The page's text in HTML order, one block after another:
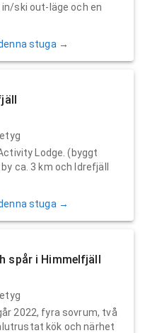
ski out-läge och en
stuga →
Lodge. (byggt
ca. 3 km och Idrefjäll
stuga →
spår i Himmelfjäll
2022, fyra sovrum, två
kök och närhet